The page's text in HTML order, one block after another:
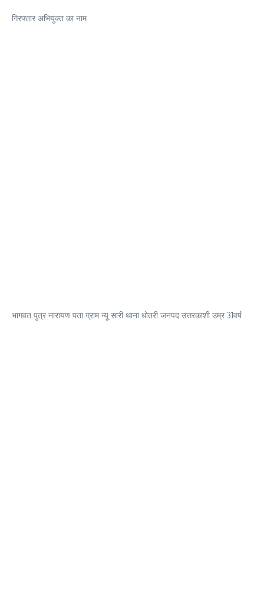
गिरफ्तार अभियुक्त का नाम
भागवत पुत्र नारायण पता ग्राम न्यू सारी थाना धोतरी जनपद उत्तरकाशी उम्र 31वर्ष